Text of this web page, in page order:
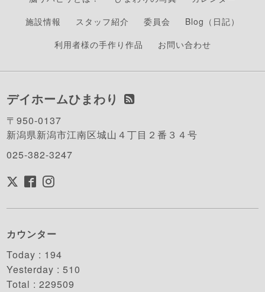
施設情報
スタッフ紹介 委員会
Blog（日記）
利用者様の手作り作品
お問い合わせ
デイホームひまわり
〒950-0137
新潟県新潟市江南区城山４丁目２番３４号
025-382-3247
カウンター
Today : 194
Yesterday :510
Total :229509